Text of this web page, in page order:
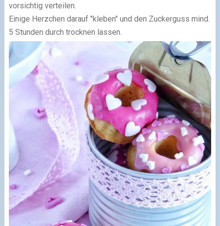
vorsichtig verteilen.
Einige Herzchen darauf "kleben" und den Zuckerguss mind.
5 Stunden durch trocknen lassen.